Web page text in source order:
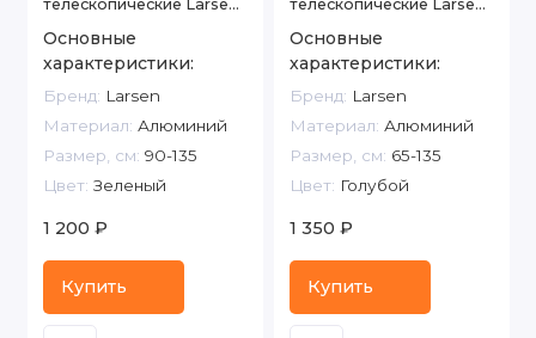
телескопические Larsen
Основные
характеристики:
Бренд: Larsen
Материал: Алюминий
Размер, см: 90-135
Цвет: Зеленый
1 200 ₽
Купить
телескопические Larsen
Основные
характеристики:
Бренд: Larsen
Материал: Алюминий
Размер, см: 65-135
Цвет: Голубой
1 350 ₽
Купить